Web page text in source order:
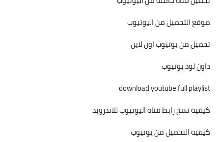
موقع التحميل من اليوتيوب
تحميل من يوتيوب اون لاين
داون لود يوتيوب
download youtube full playlist
كيفية نسخ رابط قناة اليوتيوب للاندرويد
كيفية التحميل من يوتيوب